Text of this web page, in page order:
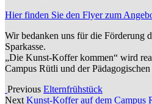
Hier finden Sie den Flyer zum
Wir bedanken uns für die Förderung
Sparkasse.
„Die Kunst-Koffer kommen“ wird
Campus Rütli und der Pädagogischen
Previous Elternfrühstück
Next Kunst-Koffer auf dem Campus